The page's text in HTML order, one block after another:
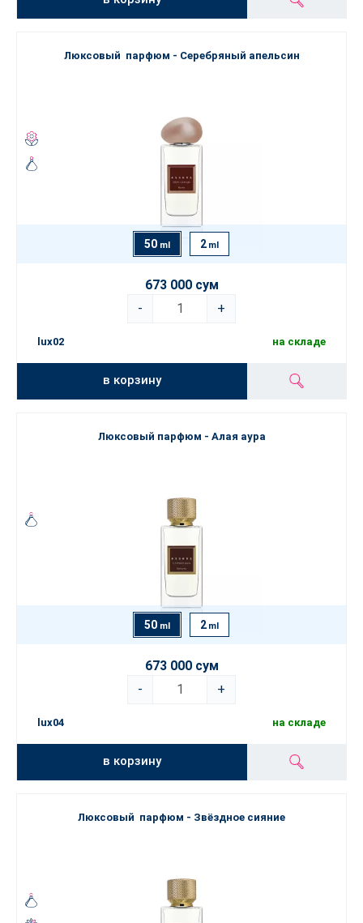
Люксовый парфюм - Серебряный апельсин
50 ml 2 ml
673 000 сум
-
+
lux02 на складе
в корзину
Люксовый парфюм - Алая аура
50 ml 2 ml
673 000 сум
-
+
lux04 на складе
в корзину
Люксовый парфюм - Звёздное сияние